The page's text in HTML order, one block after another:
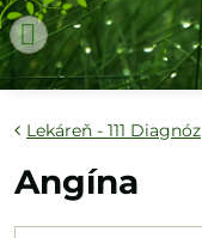
Lekáreň - 111 Diagnóz
Angína